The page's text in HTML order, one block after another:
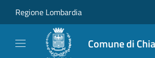
Regione Lombardia
Comune di